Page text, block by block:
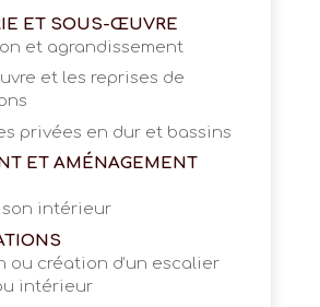
ET SOUS-ŒUVRE
et agrandissement
et les reprises de
privées en dur et bassins
ET AMÉNAGEMENT
intérieur
ou création d’un escalier
intérieur